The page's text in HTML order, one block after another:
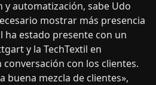
automatización, sabe Udo
mostrar más presencia
ha estado presente con un
y la TechTextil en
con los clientes.
buena mezcla de clientes»,